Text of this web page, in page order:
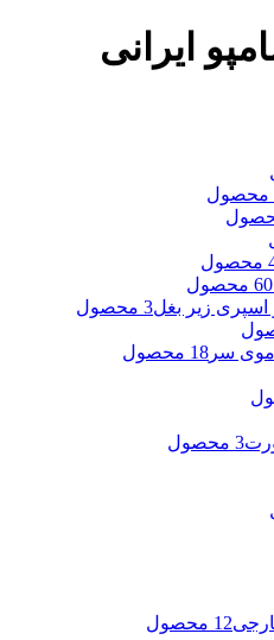
ایرانی
60 محصول
زیر بغل3 محصول
موی سر 18 محصول
3 محصول
12 محصول